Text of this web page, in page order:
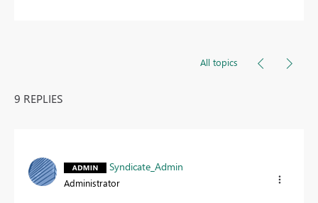
All topics
9 REPLIES
Syndicate_Admin
Administrator